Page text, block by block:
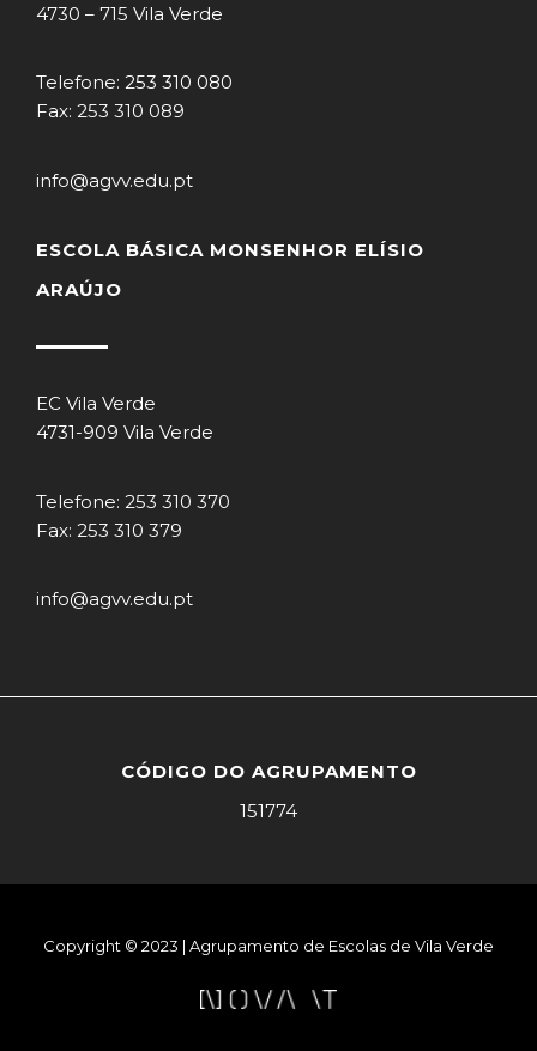
4730 – 715 Vila Verde
Telefone: 253 310 080
Fax: 253 310 089
info@agvv.edu.pt
ESCOLA BÁSICA MONSENHOR ELÍSIO
ARAÚJO
EC Vila Verde
4731-909 Vila Verde
Telefone: 253 310 370
Fax: 253 310 379
info@agvv.edu.pt
CÓDIGO DO AGRUPAMENTO
151774
Copyright © 2023 | Agrupamento de Escolas de Vila Verde